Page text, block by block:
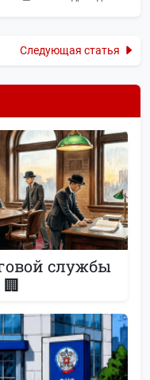
Следующая статья
службы